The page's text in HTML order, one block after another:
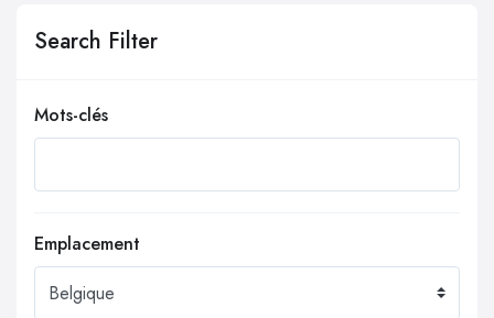
Search Filter
Mots-clés
Emplacement